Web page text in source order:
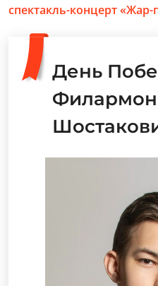
спектакль-концерт
День